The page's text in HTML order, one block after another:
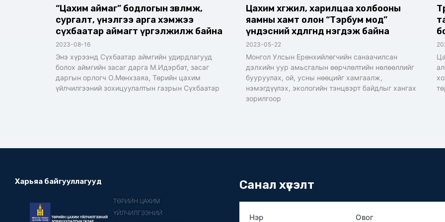
“Цахим аймаг” бодлогын зөвлөмж,
сургалт, үнэлгээ арга хэмжээ
сүхбаатар аймагт үргэлжилж байна
2023-08-16
Энэ хүрээнд Сүхбаатар аймгийн удирдлагууд
болох аймгийн засаг дарга М.Идэрбат, засаг
даргын орлогч О.Мөнхзаяа, Төрийн цахим
үйлчилгээний зохицуулалтын газрын Сүхбаатар
Цахим хөгжил, харилцаа холбооны
яамны хамт олон “Тэрбум мод”
үндэсний хөдөлгөөнд нэгдэж байна
2023-05-22
Монгол Улсын Ерөнхийлөгчийн санаачилсан
дэлхийн уур амьсгалын өөрчлөлтийн нөлөөллийг
бууруулах, ой, усны нөөцийг хамгаалж,
нэмэгдүүлэх, экологийн тэнцвэрт байдлыг хангах
зорилгоор
Харьяа байгууллагууд
ТӨРИЙН ЦАХИМ
ҮЙЛЧИЛГЭЭНИЙ
Санал хүсэлт
Нэр Овог